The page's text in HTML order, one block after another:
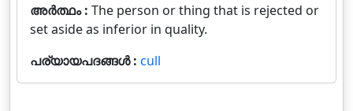
അർത്ഥം : The person or thing that is rejected or
set aside as inferior in quality.
പര്യായപദങ്ങൾ : cull